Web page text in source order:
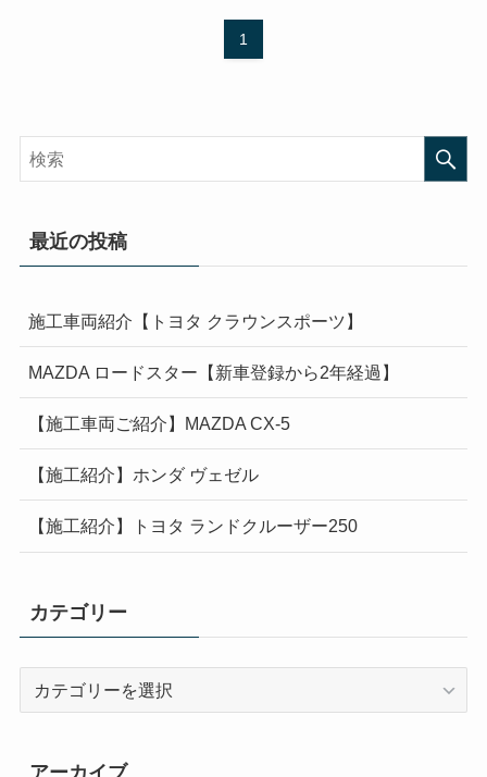
1
最近の投稿
施工車両紹介【トヨタ クラウンスポーツ】
MAZDA ロードスター【新車登録から2年経過】
【施工車両ご紹介】MAZDA CX-5
【施工紹介】ホンダ ヴェゼル
【施工紹介】トヨタ ランドクルーザー250
カテゴリー
アーカイブ